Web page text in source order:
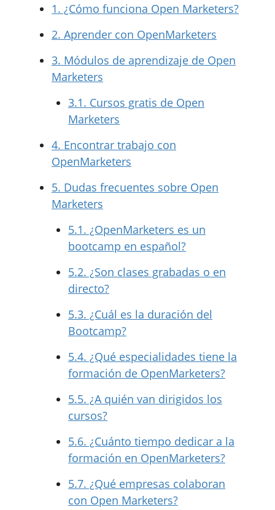
1. ¿Cómo funciona Open Marketers?
2. Aprender con OpenMarketers
3. Módulos de aprendizaje de Open
Marketers
3.1. Cursos gratis de Open
Marketers
4. Encontrar trabajo con
OpenMarketers
5. Dudas frecuentes sobre Open
Marketers
5.1. ¿OpenMarketers es un
bootcamp en español?
5.2. ¿Son clases grabadas o en
directo?
5.3. ¿Cuál es la duración del
Bootcamp?
5.4. ¿Qué especialidades tiene la
formación de OpenMarketers?
5.5. ¿A quién van dirigidos los
cursos?
5.6. ¿Cuánto tiempo dedicar a la
formación en OpenMarketers?
5.7. ¿Qué empresas colaboran
con Open Marketers?